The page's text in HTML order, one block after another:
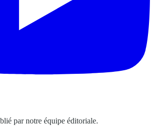
par notre équipe éditoriale.